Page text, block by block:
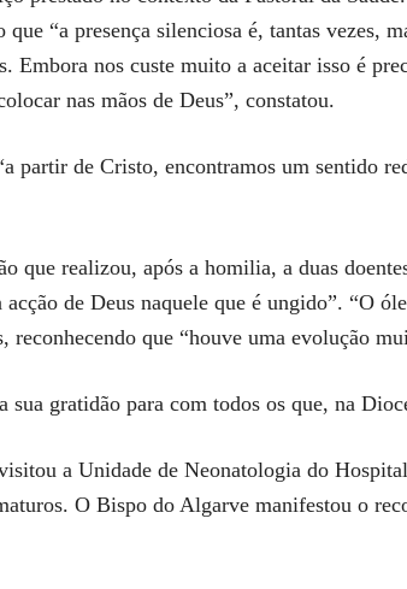
“a presença silenciosa é, tantas vezes,
Embora nos custe muito a aceitar isso é
nas mãos de Deus”, constatou.
partir de Cristo, encontramos um sentido
que realizou, após a homilia, a duas
de Deus naquele que é ungido”. “O
que “houve uma evolução
gratidão para com todos os que, na
a Unidade de Neonatologia do
O Bispo do Algarve manifestou o